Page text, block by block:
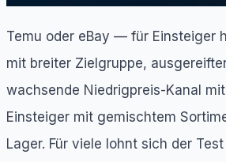
Temu oder eBay — für Einsteiger
mit breiter Zielgruppe,
wachsende Niedrigpreis-Kanal
Einsteiger mit gemischtem
Lager. Für viele lohnt sich der